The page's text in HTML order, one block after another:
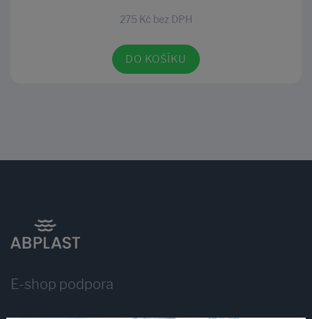
275 Kč bez DPH
DO KOŠÍKU
E-shop podpora